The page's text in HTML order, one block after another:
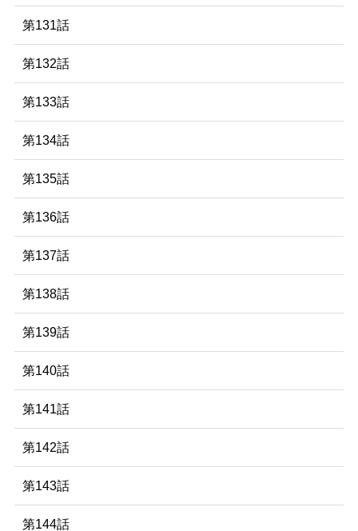
第131話
第132話
第133話
第134話
第135話
第136話
第137話
第138話
第139話
第140話
第141話
第142話
第143話
第144話